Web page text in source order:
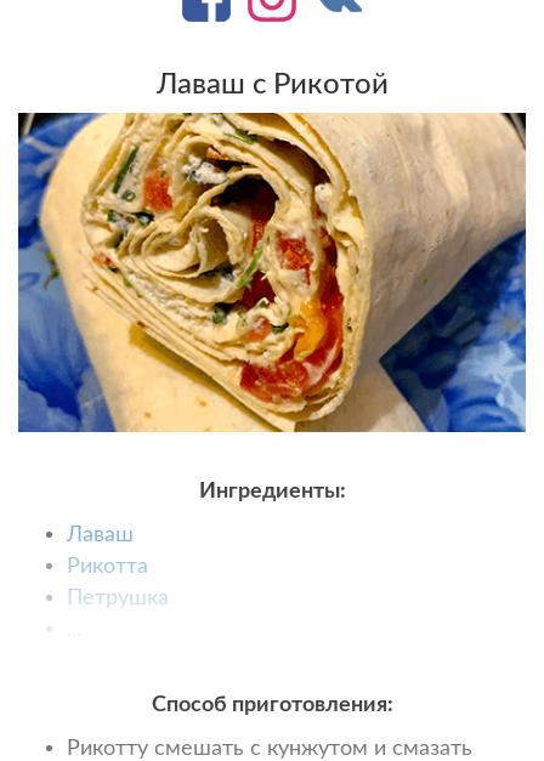
Лаваш с Рикотой
Ингредиенты:
Лаваш
Рикотта
Петрушка
Способ приготовления:
Рикотту смешать с кунжутом и смазать